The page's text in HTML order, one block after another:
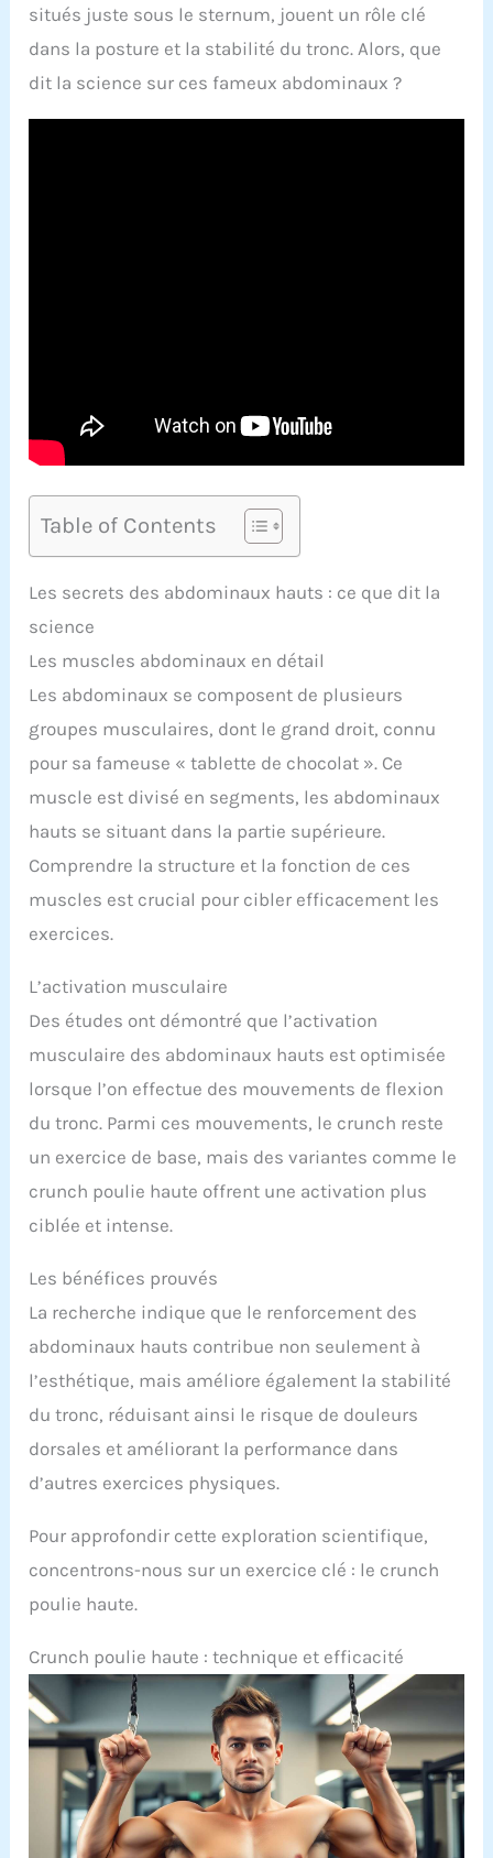
situés juste sous le sternum, jouent un rôle clé
dans la posture et la stabilité du tronc. Alors, que
dit la science sur ces fameux abdominaux ?
Table of Contents
Les secrets des abdominaux hauts : ce que dit la
science
Les muscles abdominaux en détail
Les abdominaux se composent de plusieurs
groupes musculaires, dont le grand droit, connu
pour sa fameuse « tablette de chocolat ». Ce
muscle est divisé en segments, les abdominaux
hauts se situant dans la partie supérieure.
Comprendre la structure et la fonction de ces
muscles est crucial pour cibler efficacement les
exercices.
L’activation musculaire
Des études ont démontré que l’activation
musculaire des abdominaux hauts est optimisée
lorsque l’on effectue des mouvements de flexion
du tronc. Parmi ces mouvements, le crunch reste
un exercice de base, mais des variantes comme le
crunch poulie haute offrent une activation plus
ciblée et intense.
Les bénéfices prouvés
La recherche indique que le renforcement des
abdominaux hauts contribue non seulement à
l’esthétique, mais améliore également la stabilité
du tronc, réduisant ainsi le risque de douleurs
dorsales et améliorant la performance dans
d’autres exercices physiques.
Pour approfondir cette exploration scientifique,
concentrons-nous sur un exercice clé : le crunch
poulie haute.
Crunch poulie haute : technique et efficacité